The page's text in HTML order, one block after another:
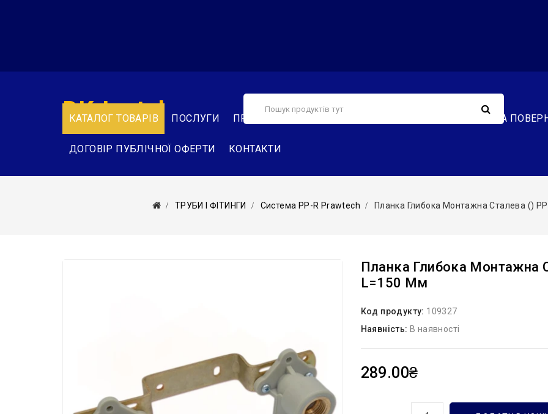
КАТАЛОГ ТОВАРІВ ПОСЛУГИ ПРО НАС ОБМІН ТА
ДОГОВІР ПУБЛІЧНОЇ ОФЕРТИ КОНТАКТИ
DK-Instal
ТРУБИ І ФІТИНГИ Система PP-R Prawtech Планка Глибока Монтажна Сталева ()
Планка Глибока Монтажна
L=150 Мм
Код продукту: 109327
Наявність: В наявності
289.00₴